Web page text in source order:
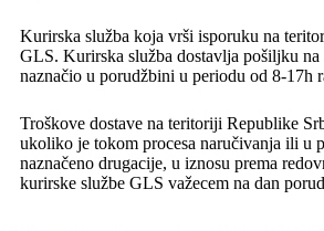
Kurirska služba koja vrši isporuku na
GLS. Kurirska služba dostavlja pošiljku na
naznačio u porudžbini u periodu od 8-17h
Troškove dostave na teritoriji Republike
ukoliko je tokom procesa naručivanja ili u
naznačeno drugacije, u iznosu prema
kurirske službe GLS važecem na dan